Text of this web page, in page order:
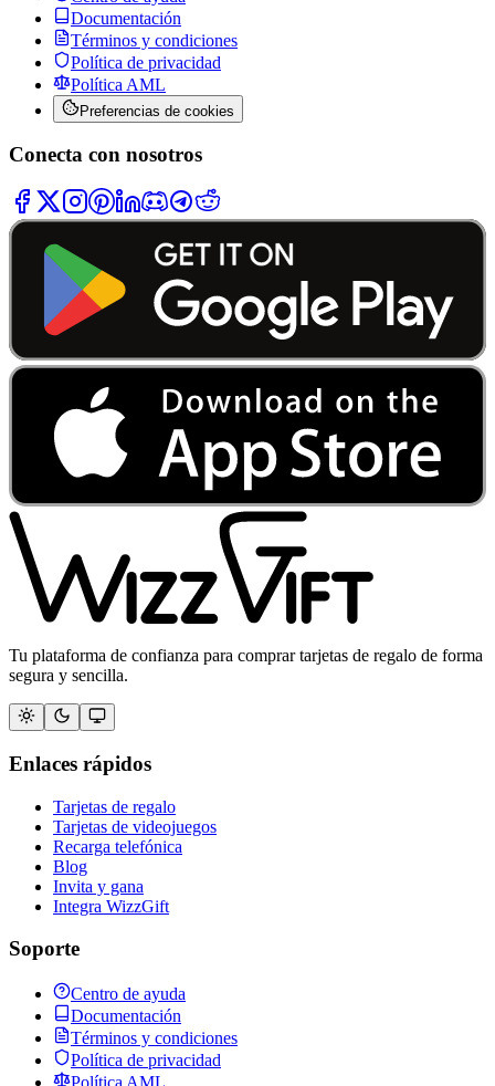
Documentación
Términos y condiciones
Política de privacidad
Política AML
Preferencias de cookies
Conecta con nosotros
Tu plataforma de confianza para comprar tarjetas de regalo de forma
segura y sencilla.
Enlaces rápidos
Tarjetas de regalo
Tarjetas de videojuegos
Recarga telefónica
Blog
Invita y gana
Integra WizzGift
Soporte
Centro de ayuda
Documentación
Términos y condiciones
Política de privacidad
Política AML